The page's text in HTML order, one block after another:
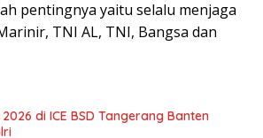
pentingnya yaitu selalu menjaga
TNI AL, TNI, Bangsa dan
2026 di ICE BSD Tangerang Banten